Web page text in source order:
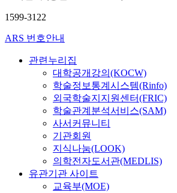
1599-3122
ARS 번호안내
관련누리집
대학공개강의(KOCW)
학술정보통계시스템(Rinfo)
외국학술지지원센터(FRIC)
학술관계분석서비스(SAM)
사서커뮤니티
기관회원
지식나눔(LOOK)
의학전자도서관(MEDLIS)
유관기관 사이트
교육부(MOE)